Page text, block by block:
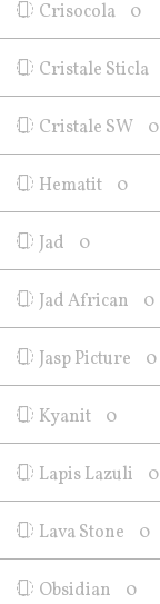
Crisocola 0
Cristale Sticla
Cristale SW 0
Hematit 0
Jad 0
Jad African 0
Jasp Picture 0
Kyanit 0
Lapis Lazuli 0
Lava Stone 0
Obsidian 0